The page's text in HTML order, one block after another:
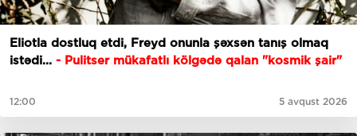
Eliotla dostluq etdi, Freyd onunla şəxsən tanış olmaq
istədi... - Pulitser mükafatlı kölgədə qalan "kosmik şair"
12:00 5 avqust 2026